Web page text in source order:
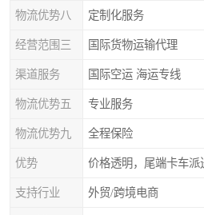
物流优势八 定制化服务
经营范围三 国际货物运输代理
渠道服务 国际空运 海运专线
物流优势五 专业服务
物流优势九 全程保险
优势 价格透明，尾端卡车
支持行业 外贸/跨境电商